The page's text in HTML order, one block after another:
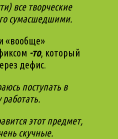
все творческие
сумасшедшими.
«вообще»
-то, который
дефис.
поступать в
этот предмет,
скучные.